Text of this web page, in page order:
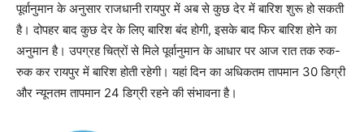
पूर्वानुमान के अनुसार राजधानी रायपुर में अब से कुछ देर में बारिश शुरू हो सकती
है। दोपहर बाद कुछ देर के लिए बारिश बंद होगी, इसके बाद फिर बारिश होने का
अनुमान है। उपग्रह चित्रों से मिले पूर्वानुमान के आधार पर आज रात तक रुक-
रुक कर रायपुर में बारिश होती रहेगी। यहां दिन का अधिकतम तापमान 30 डिग्री
और न्यूनतम तापमान 24 डिग्री रहने की संभावना है।